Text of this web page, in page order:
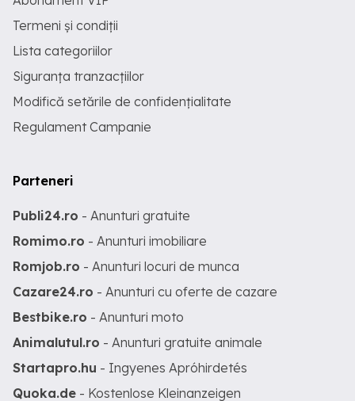
Termeni și condiții
Lista categoriilor
Siguranța tranzacțiilor
Modifică setările de confidențialitate
Regulament Campanie
Parteneri
Publi24.ro - Anunturi gratuite
Romimo.ro - Anunturi imobiliare
Romjob.ro - Anunturi locuri de munca
Cazare24.ro - Anunturi cu oferte de cazare
Bestbike.ro - Anunturi moto
Animalutul.ro - Anunturi gratuite animale
Startapro.hu - Ingyenes Apróhirdetés
Quoka.de - Kostenlose Kleinanzeigen